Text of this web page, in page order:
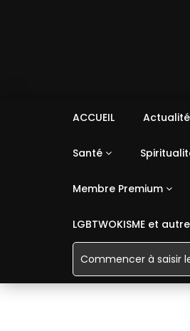
ACCUEIL
Santé
Membre Premium
LGBTWOKISME et